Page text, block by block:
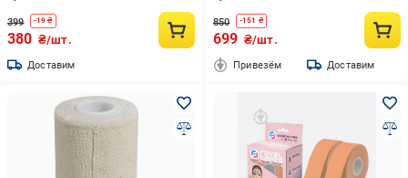
399 -19 ₴
380 ₴/шт.
Доставим
850 -151 ₴
699 ₴/шт.
Привезём Доставим